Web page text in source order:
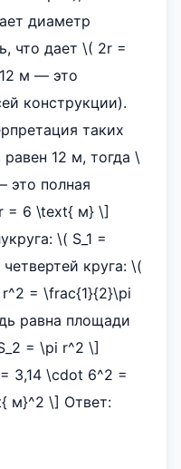
диаметр
что дает \( 2r =
м — это
конструкции).
таких
12 м, тогда \
полная
= 6 \text{ м} \]
\( S_1 =
круга: \(
= \frac{1}{2}\pi
равна площади
= \pi r^2 \]
3,14 \cdot 6^2 =
м}^2 \] Ответ: